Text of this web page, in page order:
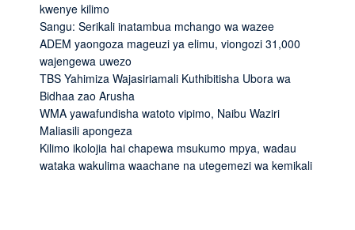
kwenye kilimo
Sangu: Serikali inatambua mchango wa wazee
ADEM yaongoza mageuzi ya elimu, viongozi 31,000
wajengewa uwezo
TBS Yahimiza Wajasiriamali Kuthibitisha Ubora wa
Bidhaa zao Arusha
WMA yawafundisha watoto vipimo, Naibu Waziri
Maliasili apongeza
Kilimo ikolojia hai chapewa msukumo mpya, wadau
wataka wakulima waachane na utegemezi wa kemikali